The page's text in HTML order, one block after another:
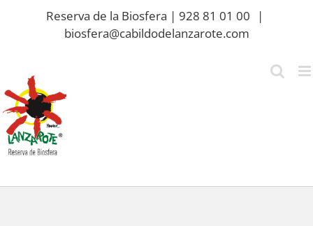
Reserva de la Biosfera | 928 81 01 00
|
biosfera@cabildodelanzarote.com